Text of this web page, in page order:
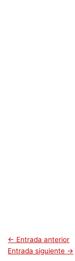
← Entrada anterior
Entrada siguiente →